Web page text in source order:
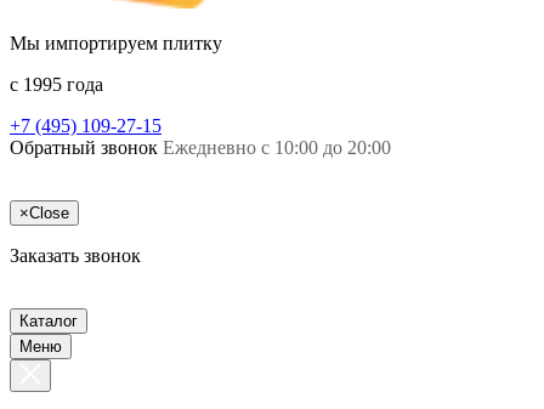
Мы импортируем плитку
c 1995 года
+7 (495) 109-27-15
Обратный звонок Ежедневно с 10:00 до 20:00
×Close
Заказать звонок
Каталог
Меню